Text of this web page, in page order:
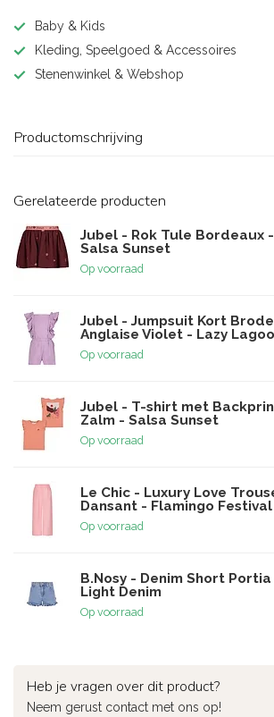
Baby & Kids
Kleding, Speelgoed & Accessoires
Stenenwinkel & Webshop
Productomschrijving
Gerelateerde producten
Jubel - Rok Tule Bordeaux -
Salsa Sunset
Op voorraad
Jubel - Jumpsuit Kort
Anglaise Violet - Lazy
Op voorraad
Jubel - T-shirt met
Zalm - Salsa Sunset
Op voorraad
Le Chic - Luxury Love
Dansant - Flamingo Festival
Op voorraad
B.Nosy - Denim Short Portia
Light Denim
Op voorraad
Heb je vragen over dit product?
Neem gerust contact met ons op!